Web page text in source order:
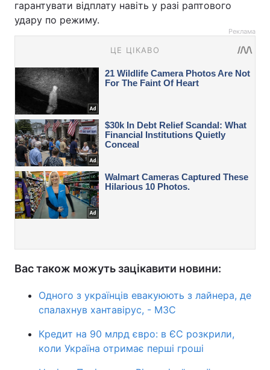
гарантувати відплату навіть у разі раптового
удару по режиму.
Реклама
Вас також можуть зацікавити новини:
Одного з українців евакуюють з лайнера, де
спалахнув хантавірус, - МЗС
Кредит на 90 млрд євро: в ЄС розкрили,
коли Україна отримає перші гроші